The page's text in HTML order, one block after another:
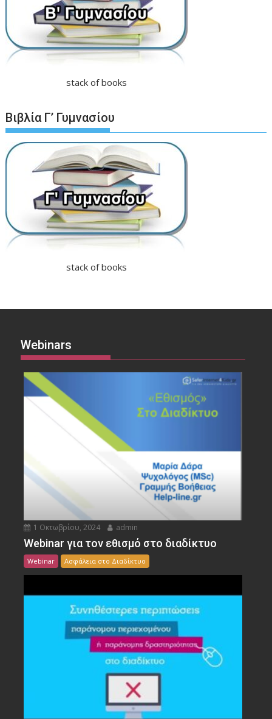
stack of books
Βιβλία Γ’ Γυμνασίου
stack of books
Webinars
1 Οκτωβρίου, 2024 admin
Webinar για τον εθισμό στο διαδίκτυο
Webinar Ασφάλεια στο Διαδίκτυο